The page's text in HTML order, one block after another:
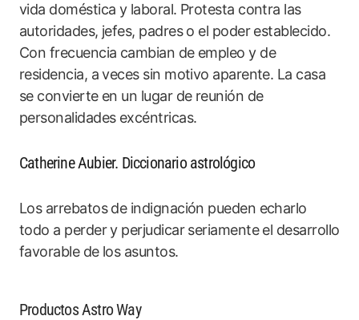
vida doméstica y laboral. Protesta contra las
autoridades, jefes, padres o el poder establecido.
Con frecuencia cambian de empleo y de
residencia, a veces sin motivo aparente. La casa
se convierte en un lugar de reunión de
personalidades excéntricas.
Catherine Aubier. Diccionario astrológico
Los arrebatos de indignación pueden echarlo
todo a perder y perjudicar seriamente el desarrollo
favorable de los asuntos.
Productos Astro Way